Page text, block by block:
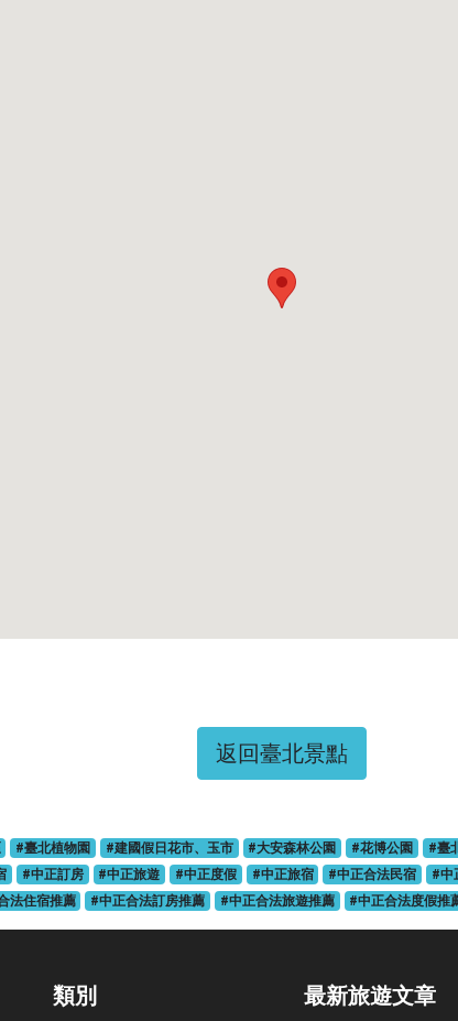
返回臺北景點
#臺北植物園 #建國假日花市、玉市 #大安森林公園 #花博公園 #臺
#中正訂房 #中正旅遊 #中正度假 #中正旅宿 #中正合法民宿 #中
法住宿推薦 #中正合法訂房推薦 #中正合法旅遊推薦 #中正合法度假推
類別 最新旅遊文章